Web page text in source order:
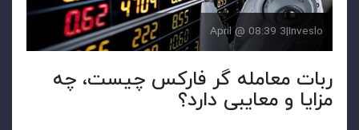
Inveslo
|
3 April @ 08:39
ربات معامله گر فارکس چیست، چه
مزایا و معایبی دارد؟